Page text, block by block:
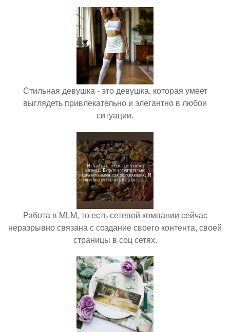
Стильная девушка - это девушка, которая умеет
выглядеть привлекательно и элегантно в любои
ситуации.
Работа в MLM, то есть сетевой компании сейчас
неразрывно связана с создание своего контента, своей
страницы в соц сетях.